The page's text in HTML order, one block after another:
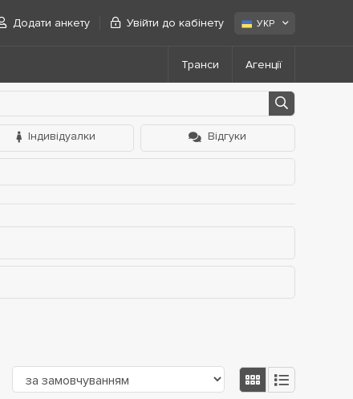
Додати анкету Увійти до кабінету УКР
Транси Агенції
Індивідуалки Відгуки